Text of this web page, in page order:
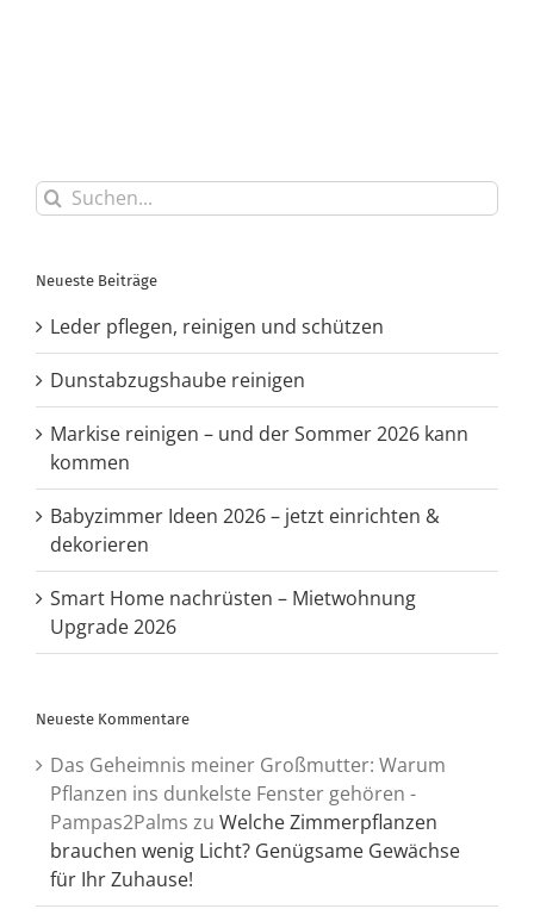
Suche
nach:
Neueste Beiträge
Leder pflegen, reinigen und schützen
Dunstabzugshaube reinigen
Markise reinigen – und der Sommer 2026 kann
kommen
Babyzimmer Ideen 2026 – jetzt einrichten &
dekorieren
Smart Home nachrüsten – Mietwohnung
Upgrade 2026
Neueste Kommentare
Das Geheimnis meiner Großmutter: Warum
Pflanzen ins dunkelste Fenster gehören -
Pampas2Palms zu Welche Zimmerpflanzen
brauchen wenig Licht? Genügsame Gewächse
für Ihr Zuhause!